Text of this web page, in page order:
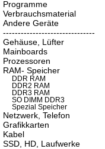
Programme
Verbrauchsmaterial
Andere Geräte
-------------------------------
Gehäuse, Lüfter
Mainboards
Prozessoren
RAM- Speicher
DDR RAM
DDR2 RAM
DDR3 RAM
SO DIMM DDR3
Spezial Speicher
Netzwerk, Telefon
Grafikkarten
Kabel
SSD, HD, Laufwerke